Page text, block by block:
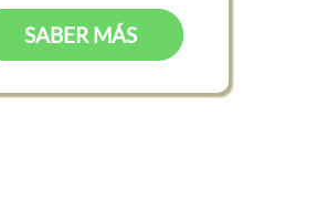
SABER MÁS